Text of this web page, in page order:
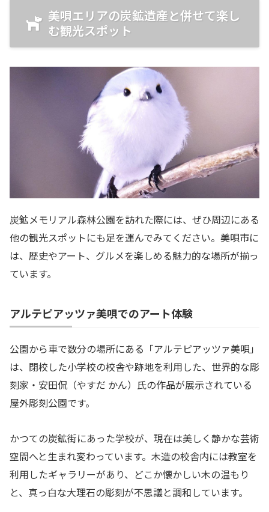
美唄エリアの炭鉱遺産と併せて楽し
む観光スポット
炭鉱メモリアル森林公園を訪れた際には、ぜひ周辺にある
他の観光スポットにも足を運んでみてください。美唄市に
は、歴史やアート、グルメを楽しめる魅力的な場所が揃っ
ています。
アルテピアッツァ美唄でのアート体験
公園から車で数分の場所にある「アルテピアッツァ美唄」
は、閉校した小学校の校舎や跡地を利用した、世界的な彫
刻家・安田侃（やすだ かん）氏の作品が展示されている
屋外彫刻公園です。
かつての炭鉱街にあった学校が、現在は美しく静かな芸術
空間へと生まれ変わっています。木造の校舎内には教室を
利用したギャラリーがあり、どこか懐かしい木の温もり
と、真っ白な大理石の彫刻が不思議と調和しています。